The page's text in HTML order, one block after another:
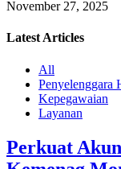
November 27, 2025
Latest Articles
All
Penyelenggara
Kepegawaian
Layanan
Perkuat